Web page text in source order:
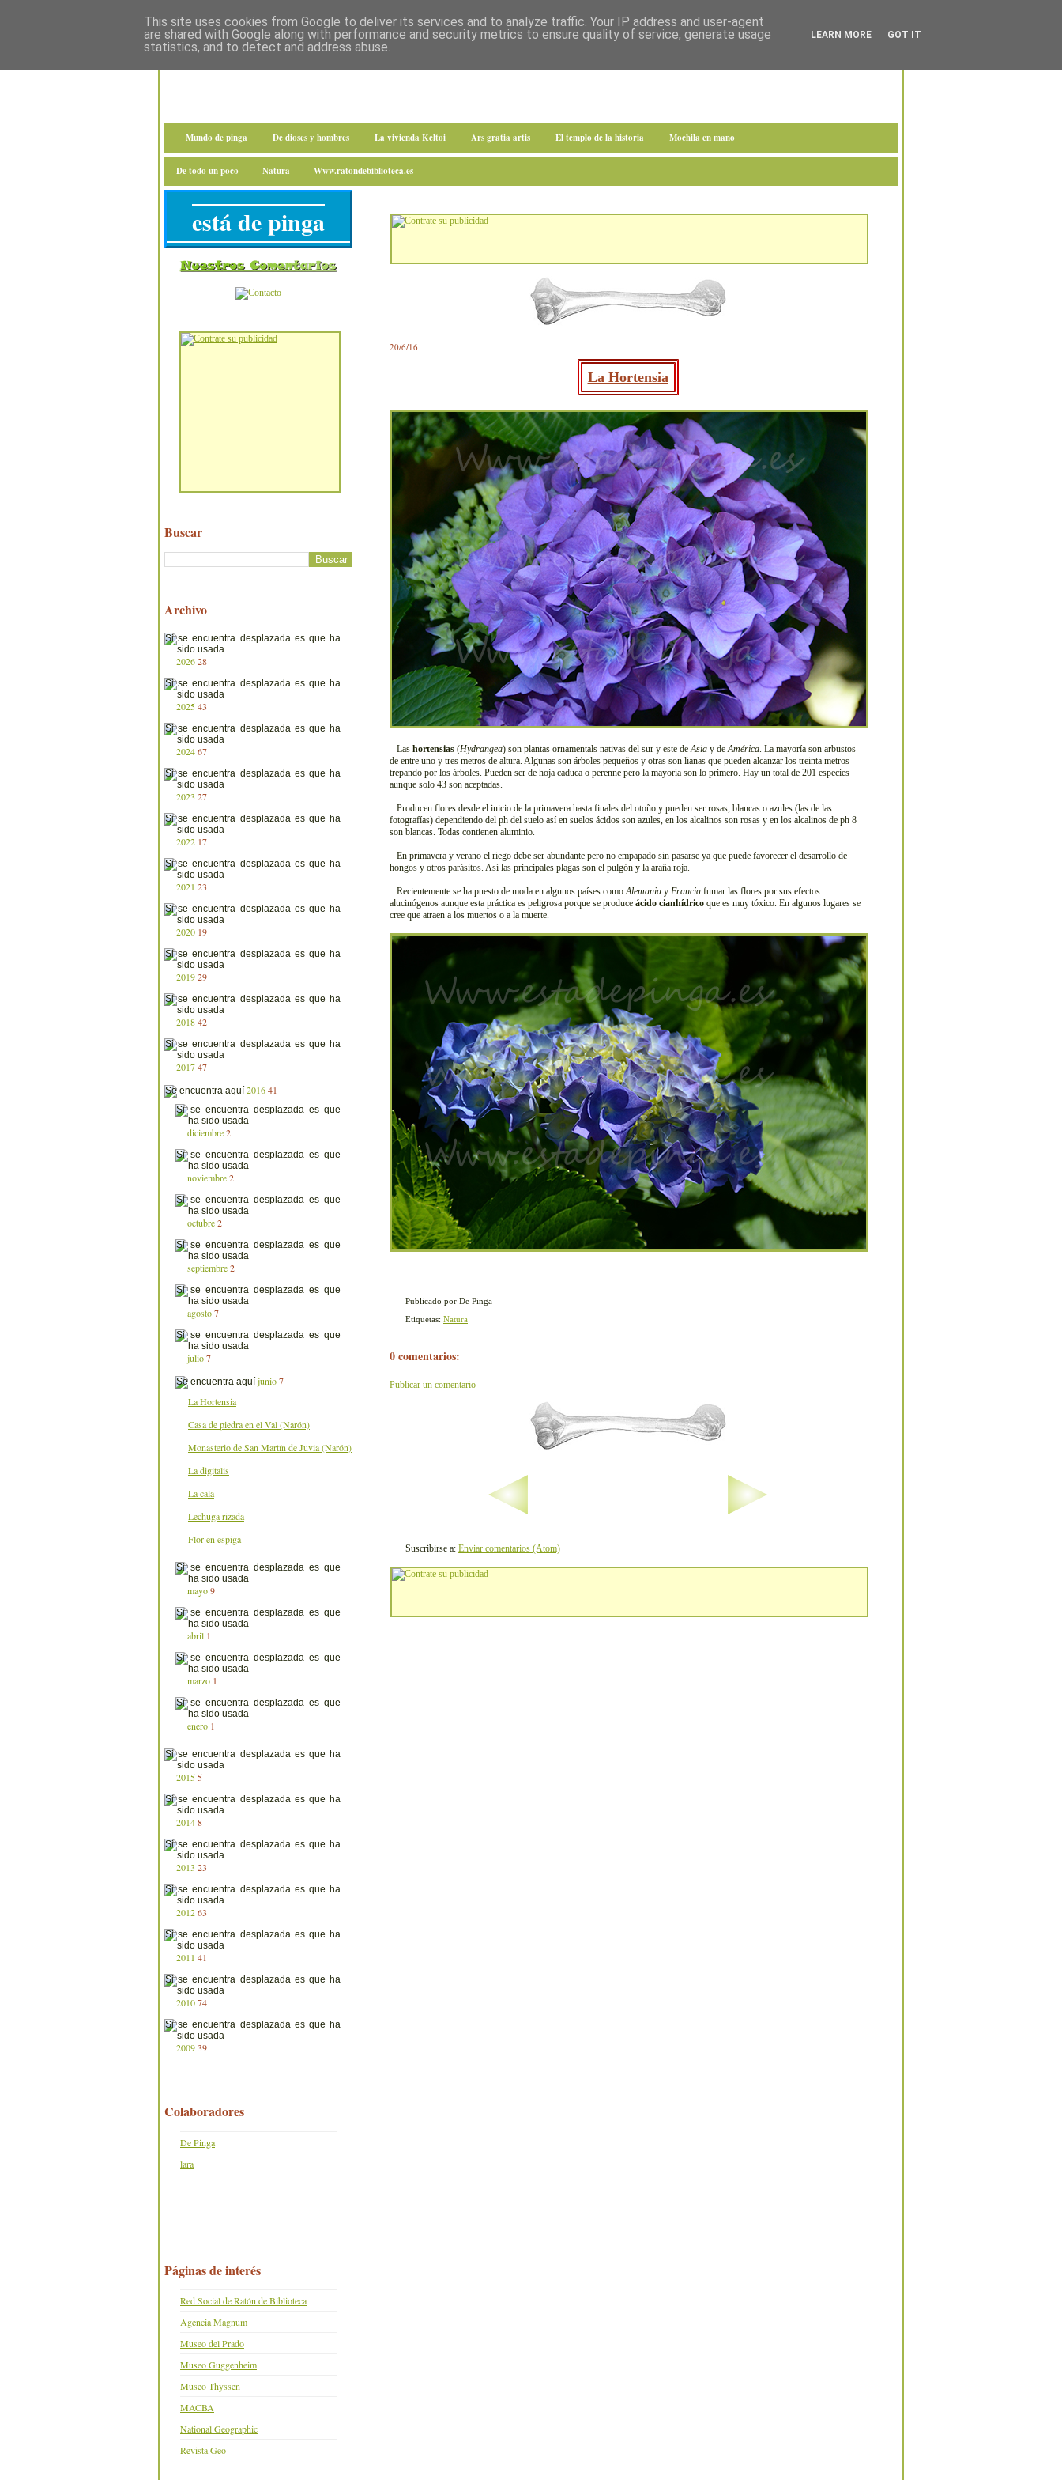
Mundo de pinga De dioses y hombres La vivienda Keltoi Ars gratia artis El templo de la historia Mochila en mano
De todo un poco Natura Www.ratondebiblioteca.es
20/6/16
La Hortensia
Las hortensias (Hydrangea) son plantas ornamentals nativas del sur y este deAsia y deAmérica. La mayoría son arbustos
de entre uno y tres metros de altura. Algunas son árboles pequeños y otras son lianas que pueden alcanzar los treinta metros
trepando por los árboles. Pueden ser de hoja caduca o perenne pero la mayoría son lo primero. Hay un total de 201 especies
aunque solo 43 son aceptadas.
Producen flores desde el inicio de la primavera hasta finales del otoño y pueden ser rosas, blancas o azules (las de las
fotografías) dependiendo del ph del suelo así en suelos ácidos son azules, en los alcalinos son rosas y en los alcalinos de ph 8
son blancas. Todas contienen aluminio.
En primavera y verano el riego debe ser abundante pero no empapado sin pasarse ya que puede favorecer el desarrollo de
hongos y otros parásitos. Así las principales plagas son el pulgón y la araña roja.
Recientemente se ha puesto de moda en algunos países comoAlemania y Francia fumar las flores por sus efectos
alucinógenos aunque esta práctica es peligrosa porque se produce ácido cianhídrico que es muy tóxico. En algunos lugares se
cree que atraen a los muertos o a la muerte.
Publicado por De Pinga
Etiquetas: Natura
0 comentarios:
Publicar un comentario
Suscribirse a: Enviar comentarios (Atom)
está de pinga
Buscar
Archivo
202628
202543
202467
2023 27
2022 17
2021 23
2020 19
201929
201842
201747
201641
diciembre 2
noviembre 2
octubre 2
septiembre 2
agosto 7
julio 7
junio 7
La Hortensia
Casa de piedra en el Val (Narón)
Monasterio de San Martín de Juvia (Narón)
La digitalis
La cala
Lechuga rizada
Flor en espiga
mayo 9
abril 1
marzo 1
enero 1
2015 5
20148
2013 23
201263
2011 41
201074
200939
Colaboradores
De Pinga
lara
Páginas de interés
Red Social de Ratón de Biblioteca
Agencia Magnum
Museo del Prado
Museo Guggenheim
Museo Thyssen
MACBA
National Geographic
Revista Geo
This site uses cookies from Google to deliver its services and to analyze traffic. Your IP address and user-agent
are shared with Google along with performance and security metrics to ensure quality of service, generate usage
statistics, and to detect and address abuse.
LEARN MORE GOT IT